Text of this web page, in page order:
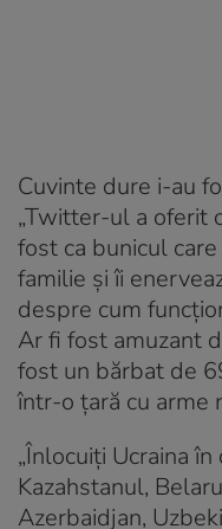
Cuvinte dure i-au
„Twitter-ul a oferit
fost ca bunicul
familie și îi
despre cum
Ar fi fost amuzant
fost un bărbat de
într-o țară cu arme
„Înlocuiți Ucraina
Kazahstanul,
Azerbaidjan,